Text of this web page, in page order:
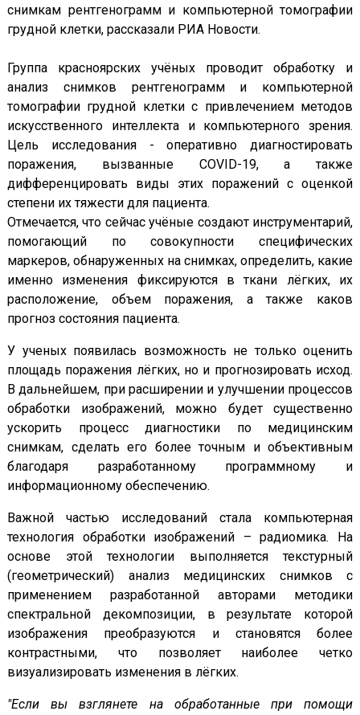
снимкам рентгенограмм и компьютерной томографии
грудной клетки, рассказали РИА Новости.
Группа красноярских учёных проводит обработку и
анализ снимков рентгенограмм и компьютерной
томографии грудной клетки с привлечением методов
искусственного интеллекта и компьютерного зрения.
Цель исследования - оперативно диагностировать
поражения, вызванные COVID-19, а также
дифференцировать виды этих поражений с оценкой
степени их тяжести для пациента.
Отмечается, что сейчас учёные создают инструментарий,
помогающий по совокупности специфических
маркеров, обнаруженных на снимках, определить, какие
именно изменения фиксируются в ткани лёгких, их
расположение, объем поражения, а также каков
прогноз состояния пациента.
У ученых появилась возможность не только оценить
площадь поражения лёгких, но и прогнозировать исход.
В дальнейшем, при расширении и улучшении процессов
обработки изображений, можно будет существенно
ускорить процесс диагностики по медицинским
снимкам, сделать его более точным и объективным
благодаря разработанному программному и
информационному обеспечению.
Важной частью исследований стала компьютерная
технология обработки изображений – радиомика. На
основе этой технологии выполняется текстурный
(геометрический) анализ медицинских снимков с
применением разработанной авторами методики
спектральной декомпозиции, в результате которой
изображения преобразуются и становятся более
контрастными, что позволяет наиболее четко
визуализировать изменения в лёгких.
"Если вы взглянете на обработанные при помощи